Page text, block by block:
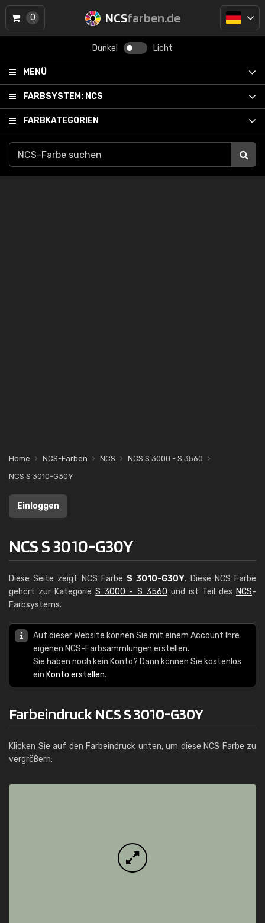
NCSfarben.de
Dunkel Licht
MENÜ
FARBSYSTEM: NCS
FARBKATEGORIEN
0
Home NCS-Farben NCS
NCS S 3000 - S 3560
NCS S 3010-G30Y
Einloggen
NCS S 3010-G30Y
Diese Seite zeigt NCS Farbe S 3010-G30Y. Diese NCS Farbe
gehört zur KategorieS 3000 - S 3560 und ist Teil des NCS-
Farbsystems.
Auf dieser Website können Sie mit einem Account Ihre
eigenen NCS-Farbsammlungen erstellen.
Sie haben noch kein Konto? Dann können Sie kostenlos
ein Konto erstellen.
Farbeindruck NCS S 3010-G30Y
Klicken Sie auf den Farbeindruck unten, um diese NCS Farbe zu
vergrößern: